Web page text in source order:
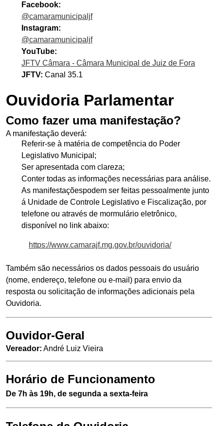
Facebook:
@camaramunicipaljf
Instagram:
@camaramunicipaljf
YouTube:
JFTV Câmara - Câmara Municipal de Juiz de Fora
JFTV: Canal 35.1
Ouvidoria Parlamentar
Como fazer uma manifestação?
A manifestação deverá:
Referir-se à matéria de competência do Poder
Legislativo Municipal;
Ser apresentada com clareza;
Conter todas as informações necessárias para análise.
As manifestaçõespodem ser feitas pessoalmente junto
á Unidade de Controle Legislativo e Fiscalização, por
telefone ou através de mormulário eletrônico,
disponível no link abaixo:
https://www.camarajf.mg.gov.br/ouvidoria/
Também são necessários os dados pessoais do usuário
(nome, endereço, telefone ou e-mail) para envio da
resposta ou solicitação de informações adicionais pela
Ouvidoria.
Ouvidor-Geral
Vereador: André Luiz Vieira
Horário de Funcionamento
De 7h às 19h, de segunda a sexta-feira